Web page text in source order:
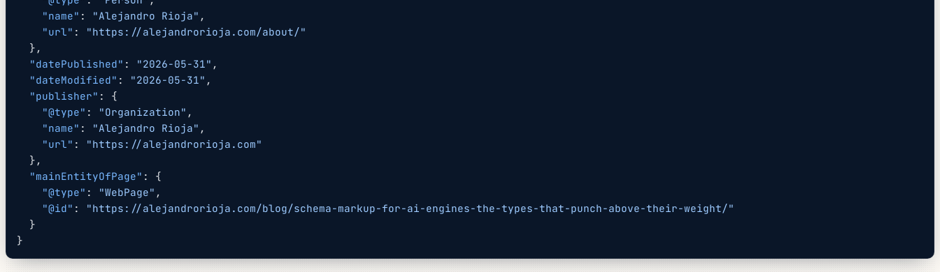
    "name"
: "Alejandro Rioja" ,
    "url"
: "https://alejandrorioja.com/about/"
  },
  "datePublished"
: "2026-05-31" ,
  "dateModified"
: "2026-05-31" ,
  "publisher"
: {
    "@type"
: "Organization" ,
    "name"
: "Alejandro Rioja" ,
    "url"
: "https://alejandrorioja.com"
  },
  "mainEntityOfPage"
: {
    "@type"
: "WebPage" ,
    "@id"
: "https://alejandrorioja.com/blog/schema-markup-for-ai-engines-the-types-that-punch-above-their-weight/"
  }
}